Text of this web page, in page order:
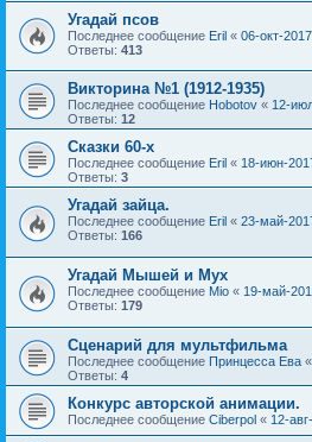
Угадай псов
Последнее сообщение Eril « 06-окт-
Ответы: 413
Викторина №1 (1912-1935)
Последнее сообщение Hobotov « 12-
Ответы: 12
Сказки 60-х
Последнее сообщение Eril « 18-июн-
Ответы: 3
Угадай зайца.
Последнее сообщение Eril « 23-май-
Ответы: 166
Угадай Мышей и Мух
Последнее сообщение Mio « 19-май-
Ответы: 179
Сценарий для мультфильма
Последнее сообщение Принцесса Ева «
Ответы: 4
Конкурс авторской анимации.
Последнее сообщение Ciberpol « 12-